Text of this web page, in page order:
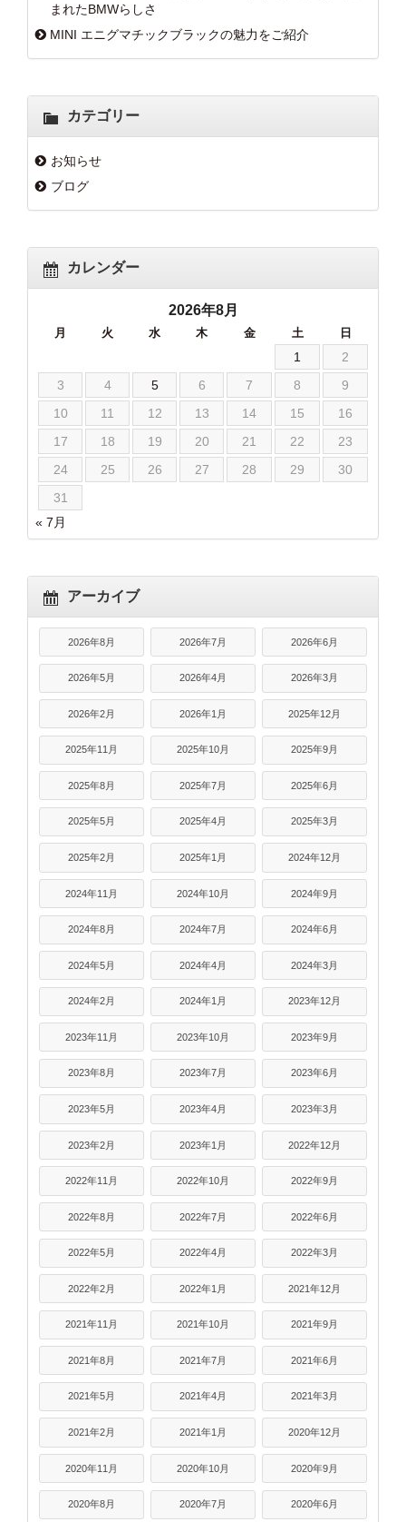
まれたBMWらしさ
MINI エニグマチックブラックの魅力をご紹介
カテゴリー
お知らせ
ブログ
カレンダー
2026年8月
月 火 水 木 金 土 日
1
2
3
4 5 6 7 8
9
10
11 12 13 14 15
16
17
18 19 20 21 22
23
24
25 26 27 28 29
30
31
« 7月
アーカイブ
2026年8月 2026年7月 2026年6月
2026年5月 2026年4月 2026年3月
2026年2月 2026年1月 2025年12月
2025年11月 2025年10月 2025年9月
2025年8月 2025年7月 2025年6月
2025年5月 2025年4月 2025年3月
2025年2月 2025年1月 2024年12月
2024年11月 2024年10月 2024年9月
2024年8月 2024年7月 2024年6月
2024年5月 2024年4月 2024年3月
2024年2月 2024年1月 2023年12月
2023年11月 2023年10月 2023年9月
2023年8月 2023年7月 2023年6月
2023年5月 2023年4月 2023年3月
2023年2月 2023年1月 2022年12月
2022年11月 2022年10月 2022年9月
2022年8月 2022年7月 2022年6月
2022年5月 2022年4月 2022年3月
2022年2月 2022年1月 2021年12月
2021年11月 2021年10月 2021年9月
2021年8月 2021年7月 2021年6月
2021年5月 2021年4月 2021年3月
2021年2月 2021年1月 2020年12月
2020年11月 2020年10月 2020年9月
2020年8月 2020年7月 2020年6月